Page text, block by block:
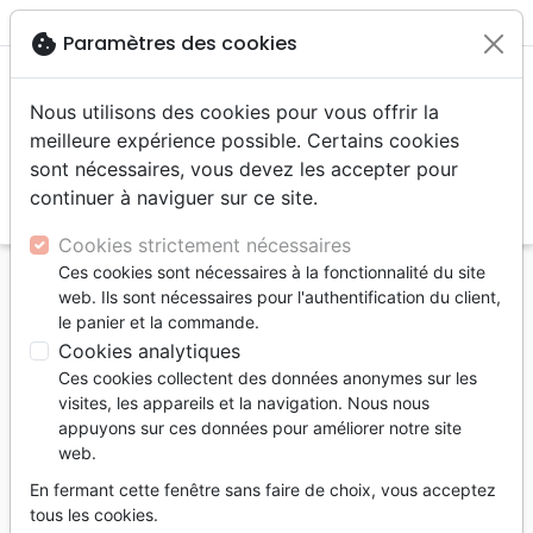
menu
Accueil Auteurs Nême-Peyron Corinne
Corinne Nême-Peyron
Liste des produits par auteur
Filtrertune
Famille, couple Santé Relation d'aide
cookie Paramètres des cookies
Nous utilisons des cookies pour vous offrir la
meilleure expérience possible. Certains cookies
sont nécessaires, vous devez les accepter pour
continuer à naviguer sur ce site.
Cookies strictement nécessaires
Ces cookies sont nécessaires à la fonctionnalité du site
web. Ils sont nécessaires pour l'authentification du client,
le panier et la commande.
Cookies analytiques
Ces cookies collectent des données anonymes sur les
visites, les appareils et la navigation. Nous nous
appuyons sur ces données pour améliorer notre site
web.
En fermant cette fenêtre sans faire de choix, vous acceptez
tous les cookies.